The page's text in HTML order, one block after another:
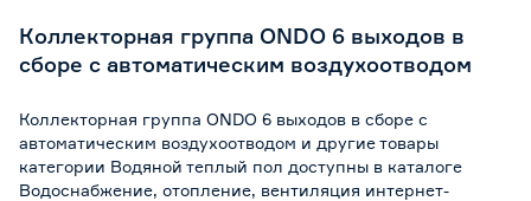
Коллекторная группа ONDO 6 выходов в
сборе с автоматическим воздухоотводом
Коллекторная группа ONDO 6 выходов в сборе с
автоматическим воздухоотводом и другие товары
категории Водяной теплый пол доступны в каталоге
Водоснабжение, отопление, вентиляция интернет-